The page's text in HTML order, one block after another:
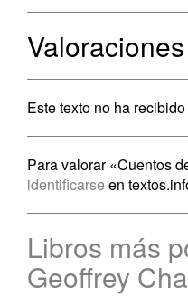
Valoraciones
Este texto no ha
Para valorar «Cuentos
identificarse en
Libros más
Geoffrey